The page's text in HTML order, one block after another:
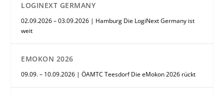
LOGINEXT GERMANY
02.09.2026 – 03.09.2026 | Hamburg Die LogiNext Germany ist
weit
EMOKON 2026
09.09. – 10.09.2026 | ÖAMTC Teesdorf Die eMokon 2026 rückt